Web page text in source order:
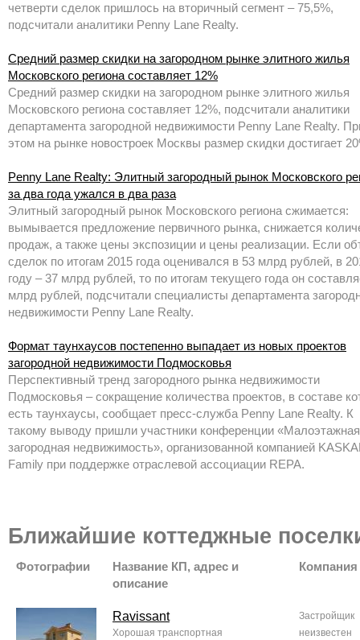
четверти сделок пришлось на вторичный сегмент – 75,5%,
подсчитали аналитики Penny Lane Realty.
Средний размер скидки на загородном рынке элитного жилья
Московского региона составляет 12%
Средний размер скидки на загородном рынке элитного жилья
Московского региона составляет 12%, подсчитали аналитики
департамента загородной недвижимости Penny Lane Realty.
этом на рынке новостроек Москвы размер скидки достигает
Penny Lane Realty: Элитный загородный рынок Московского
за два года ужался в два раза
Элитный загородный рынок Московского региона сжимается:
вымывается предложение первичного рынка, снижается
продаж, а также цены экспозиции и цены реализации. Если
сделок по итогам 2015 года оценивался в 53 млрд рублей, в
году – 37 млрд рублей, то по итогам текущего года он
млрд рублей, подсчитали специалисты департамента
недвижимости Penny Lane Realty.
Формат таунхаусов постепенно выпадает из новых проектов
загородной недвижимости Подмосковья
Перспективный тренд загородного рынка недвижимости
Подмосковья – сокращение количества проектов, в составе
есть таунхаусы, сообщает пресс-служба Penny Lane Realty. К
такому выводу пришли участники конференции «Малоэтажная
загородная недвижимость», организованной компанией
Family при поддержке отраслевой ассоциации REPA.
Ближайшие коттеджные
Фотографии
Название КП, адрес и
описание
Компания
Ravissant
Хорошая транспортная
Застройщик
неизвестен